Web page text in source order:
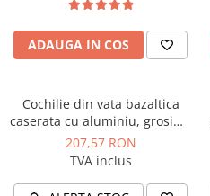
ADAUGA IN COS
Cochilie din vata bazaltica
caserata cu aluminiu, grosime
50 mm, diametru 250 mm,
lungime 1 ml, Isoshell
207,57 RON
TVA inclus